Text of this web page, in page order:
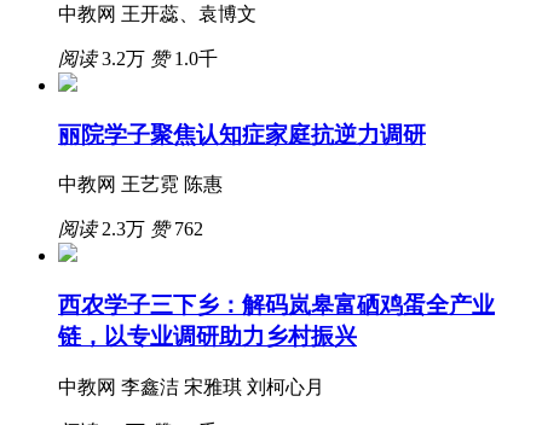
中教网 王开蕊、袁博文
阅读3.2万 赞1.0千
丽院学子聚焦认知症家庭抗逆力调研
中教网 王艺霓 陈惠
阅读2.3万 赞762
西农学子三下乡：解码岚皋富硒鸡蛋全产业
链，以专业调研助力乡村振兴
中教网 李鑫洁 宋雅琪 刘柯心月